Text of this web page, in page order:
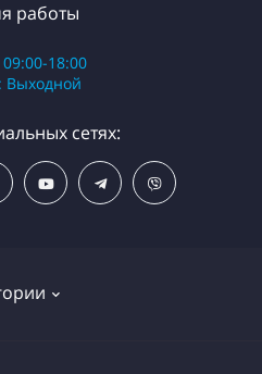
работы
18:00
Выходной
сетях: